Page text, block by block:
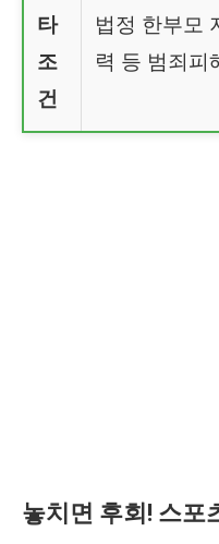
타
조
건
법정 한부모
력 등 범죄피
놓치면 후회! 스포